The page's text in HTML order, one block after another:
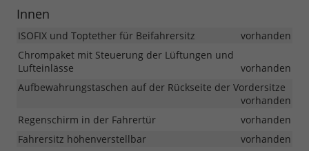
Innen
ISOFIX und Toptether für Beifahrersitz
vorhanden
Chrompaket mit Steuerung der Lüftungen und
Lufteinlässe
vorhanden
Aufbewahrungstaschen auf der Rückseite der Vordersitze
vorhanden
Regenschirm in der Fahrertür
vorhanden
Fahrersitz höhenverstellbar
vorhanden